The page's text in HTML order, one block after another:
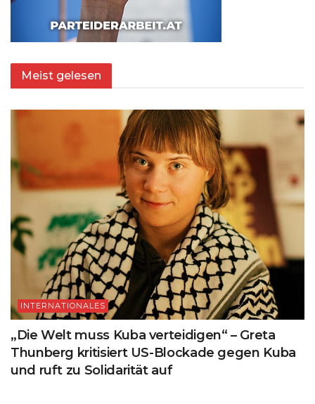
Meist gelesen
INTERNATIONALES
„Die Welt muss Kuba verteidigen“ – Greta
Thunberg kritisiert US-Blockade gegen Kuba
und ruft zu Solidarität auf